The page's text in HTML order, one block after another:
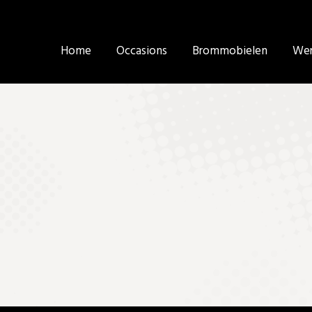
Home Occasions Brommobielen
Home Occasions Brommobielen